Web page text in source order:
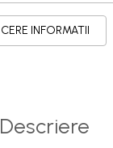
CERE INFORMATII
Descriere